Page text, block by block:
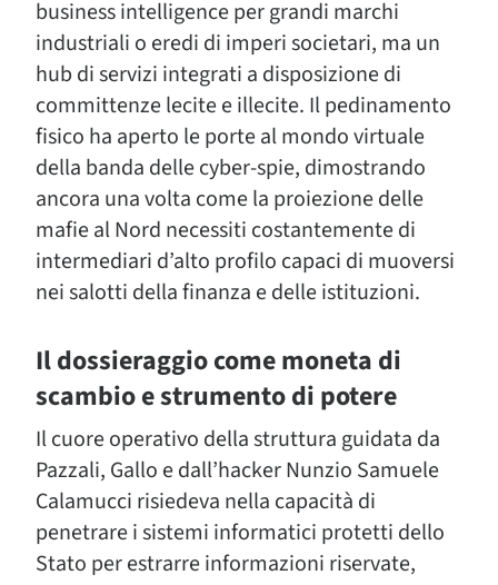
business intelligence per grandi marchi
industriali o eredi di imperi societari, ma un
hub di servizi integrati a disposizione di
committenze lecite e illecite. Il pedinamento
fisico ha aperto le porte al mondo virtuale
della banda delle cyber-spie, dimostrando
ancora una volta come la proiezione delle
mafie al Nord necessiti costantemente di
intermediari d’alto profilo capaci di muoversi
nei salotti della finanza e delle istituzioni.
Il dossieraggio come moneta di
scambio e strumento di potere
Il cuore operativo della struttura guidata da
Pazzali, Gallo e dall’hacker Nunzio Samuele
Calamucci risiedeva nella capacità di
penetrare i sistemi informatici protetti dello
Stato per estrarre informazioni riservate,